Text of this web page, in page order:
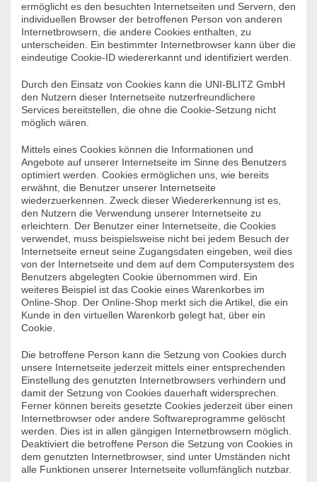
ermöglicht es den besuchten Internetseiten und Servern, den
individuellen Browser der betroffenen Person von anderen
Internetbrowsern, die andere Cookies enthalten, zu
unterscheiden. Ein bestimmter Internetbrowser kann über die
eindeutige Cookie-ID wiedererkannt und identifiziert werden.
Durch den Einsatz von Cookies kann die UNI-BLITZ GmbH
den Nutzern dieser Internetseite nutzerfreundlichere
Services bereitstellen, die ohne die Cookie-Setzung nicht
möglich wären.
Mittels eines Cookies können die Informationen und
Angebote auf unserer Internetseite im Sinne des Benutzers
optimiert werden. Cookies ermöglichen uns, wie bereits
erwähnt, die Benutzer unserer Internetseite
wiederzuerkennen. Zweck dieser Wiedererkennung ist es,
den Nutzern die Verwendung unserer Internetseite zu
erleichtern. Der Benutzer einer Internetseite, die Cookies
verwendet, muss beispielsweise nicht bei jedem Besuch der
Internetseite erneut seine Zugangsdaten eingeben, weil dies
von der Internetseite und dem auf dem Computersystem des
Benutzers abgelegten Cookie übernommen wird. Ein
weiteres Beispiel ist das Cookie eines Warenkorbes im
Online-Shop. Der Online-Shop merkt sich die Artikel, die ein
Kunde in den virtuellen Warenkorb gelegt hat, über ein
Cookie.
Die betroffene Person kann die Setzung von Cookies durch
unsere Internetseite jederzeit mittels einer entsprechenden
Einstellung des genutzten Internetbrowsers verhindern und
damit der Setzung von Cookies dauerhaft widersprechen.
Ferner können bereits gesetzte Cookies jederzeit über einen
Internetbrowser oder andere Softwareprogramme gelöscht
werden. Dies ist in allen gängigen Internetbrowsern möglich.
Deaktiviert die betroffene Person die Setzung von Cookies in
dem genutzten Internetbrowser, sind unter Umständen nicht
alle Funktionen unserer Internetseite vollumfänglich nutzbar.